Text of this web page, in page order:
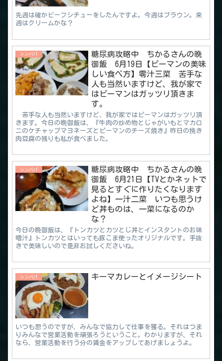
先週は確かビーフシチューをしたんですよ。今週はブラウン。来
週はクリームかな？
シンパパ
糖尿病攻略中 ちかるさんの晩
御飯 6月19日【ピーマンの美味
しい食べ方】零汁三菜 苦手な
人も当然いますけど、我が家で
はピーマンはガッツリ頂きま
す。
苦手な人も当然いますけど、我が家ではピーマンはガッツリ頂
きます。今日の晩御飯は、『牛肉の炒め物とじゃがいもとマカロ
ニのケチャップマヨネーズとピーマンのチーズ焼き』昨日の挽き
肉豆腐の残りも私が食べました。
シンパパ
糖尿病攻略中 ちかるさんの晩
御飯 6月21日【TVとかネットで
見るとすぐに作りたくなります
よね】一汁二菜 いつも思うけ
ど丼ものは、一菜になるのか
な？
今日の晩御飯は、『トンカツとカツとじ丼とインスタントのお味
噌汁』トンカツとはいっても豚こま使ったオリジナルです。手抜
きで美味しいので是非お試しくださいね。
シンパパ キーマカレーとイメージシート
いつも思うのですが、みんなで協力して仕事を獲る。それはつま
りみんなで営業活動を頑張ろうということ。わかりますが、それ
なら、営業活動を行う分の賃金をアップしてあげましょうよ。